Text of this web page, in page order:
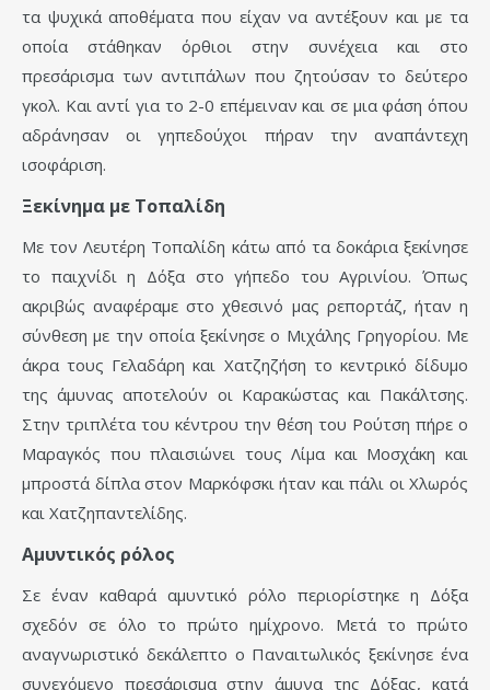
τα ψυχικά αποθέματα που είχαν να αντέξουν και με τα
οποία στάθηκαν όρθιοι στην συνέχεια και στο
πρεσάρισμα των αντιπάλων που ζητούσαν το δεύτερο
γκολ. Και αντί για το 2-0 επέμειναν και σε μια φάση όπου
αδράνησαν οι γηπεδούχοι πήραν την αναπάντεχη
ισοφάριση.
Ξεκίνημα με Τοπαλίδη
Με τον Λευτέρη Τοπαλίδη κάτω από τα δοκάρια ξεκίνησε
το παιχνίδι η Δόξα στο γήπεδο του Αγρινίου. Όπως
ακριβώς αναφέραμε στο χθεσινό μας ρεπορτάζ, ήταν η
σύνθεση με την οποία ξεκίνησε ο Μιχάλης Γρηγορίου. Με
άκρα τους Γελαδάρη και Χατζηζήση το κεντρικό δίδυμο
της άμυνας αποτελούν οι Καρακώστας και Πακάλτσης.
Στην τριπλέτα του κέντρου την θέση του Ρούτση πήρε ο
Μαραγκός που πλαισιώνει τους Λίμα και Μοσχάκη και
μπροστά δίπλα στον Μαρκόφσκι ήταν και πάλι οι Χλωρός
και Χατζηπαντελίδης.
Αμυντικός ρόλος
Σε έναν καθαρά αμυντικό ρόλο περιορίστηκε η Δόξα
σχεδόν σε όλο το πρώτο ημίχρονο. Μετά το πρώτο
αναγνωριστικό δεκάλεπτο ο Παναιτωλικός ξεκίνησε ένα
συνεχόμενο πρεσάρισμα στην άμυνα της Δόξας, κατά